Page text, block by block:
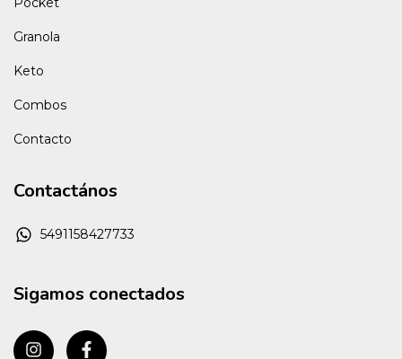
Granola
Keto
Combos
Contacto
Contactános
5491158427733
Sigamos conectados